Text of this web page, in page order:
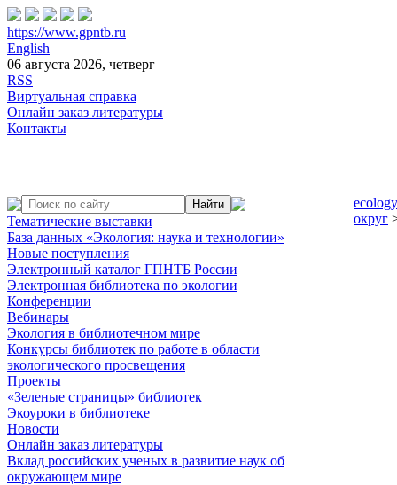
https://www.gpntb.ru
English
06 августа 2026, четверг
RSS
Виртуальная справка
Онлайн заказ литературы
Контакты
Тематические выставки
База данных «Экология: наука и технологии»
Новые поступления
Электронный каталог ГПНТБ России
Электронная библиотека по экологии
Конференции
Вебинары
Экология в библиотечном мире
Конкурсы библиотек по работе в области
экологического просвещения
Проекты
«Зеленые страницы» библиотек
Экоуроки в библиотеке
Новости
Онлайн заказ литературы
Вклад российских ученых в развитие наук об
окружающем мире
округ